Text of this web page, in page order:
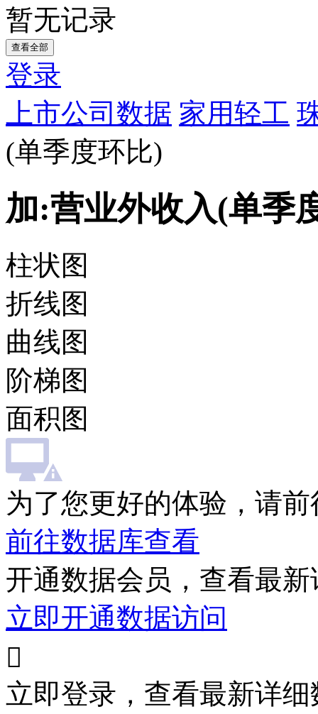
暂无记录
查看全部
登录
上市公司数据 家用轻工
(单季度环比)
加:营业外收入(单季
柱状图
折线图
曲线图
阶梯图
面积图
为了您更好的体验，请
前往数据库查看
开通数据会员，查看最
立即开通数据访问

立即登录，查看最新详细